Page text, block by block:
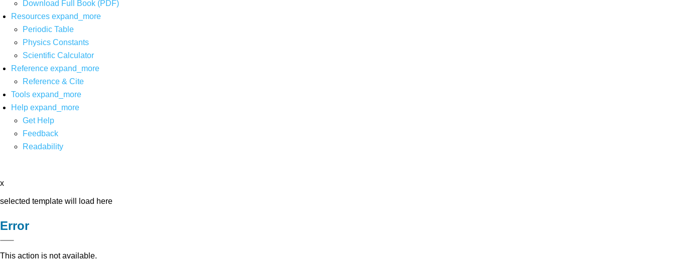
Download Full Book (PDF)
Resources expand_more
Periodic Table
Physics Constants
Scientific Calculator
Reference expand_more
Reference & Cite
Tools expand_more
Help expand_more
Get Help
Feedback
Readability
x
selected template will load here
Error
This action is not available.